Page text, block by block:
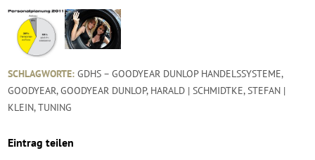
SCHLAGWORTE: GDHS – GOODYEAR DUNLOP HANDELSSYSTEME,
GOODYEAR,GOODYEAR DUNLOP, HARALD | SCHMIDTKE,STEFAN |
KLEIN,TUNING
Eintrag teilen